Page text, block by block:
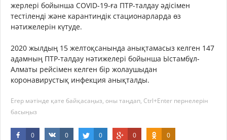
жерлері бойынша COVID-19-ға ПТР-талдау әдісімен
тестіленді және карантиндік стационарларда өз
нәтижелерін күтуде.
2020 жылдың 15 желтоқсанында анықтамасыз келген 147
адамның ПТР-талдау нәтижелері бойынша Ыстамбұл-
Алматы рейсімен келген бір жолаушыдан
коронавирустық инфекция анықталды.
Егер мәтінде қате байқасаңыз, оны таңдап, Ctrl+Enter пернелерін
басыңыз
0 0 0 0 0